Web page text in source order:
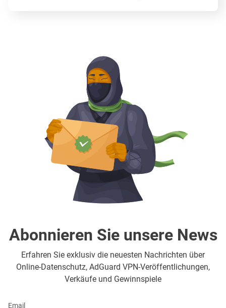
Abonnieren Sie unsere News
Erfahren Sie exklusiv die neuesten Nachrichten über
Online-Datenschutz, AdGuard VPN-Veröffentlichungen,
Verkäufe und Gewinnspiele
Email